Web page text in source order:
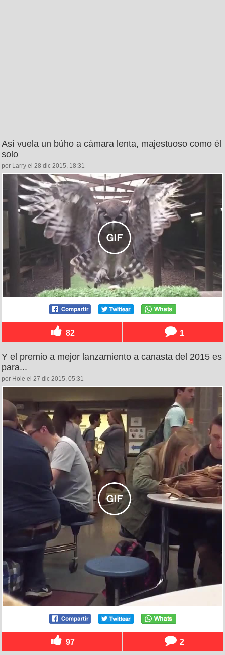
Así vuela un búho a cámara lenta, majestuoso como él
solo
por Larry el 28 dic 2015, 18:31
82 1
Y el premio a mejor lanzamiento a canasta del 2015 es
para...
por Hole el 27 dic 2015, 05:31
97 2